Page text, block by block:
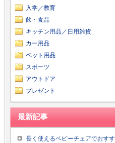
入学／教育
飲・食品
キッチン用品／日用雑貨
カー用品
ペット用品
スポーツ
アウトドア
プレゼント
最新記事
長く使えるベビーチェアでおす